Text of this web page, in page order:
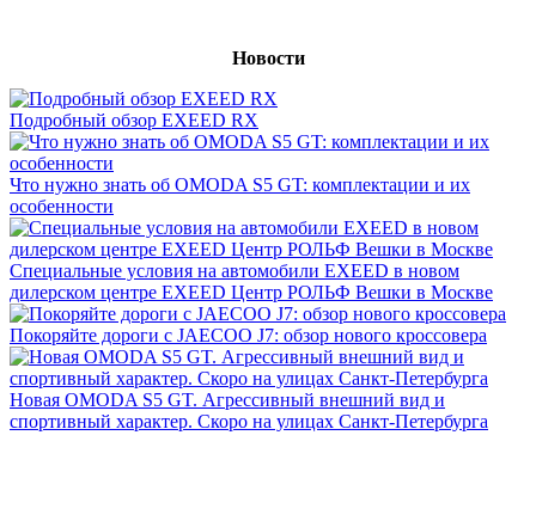
Новости
Подробный обзор EXEED RX
Что нужно знать об OMODA S5 GT: комплектации и их
особенности
Специальные условия на автомобили EXEED в новом
дилерском центре EXEED Центр РОЛЬФ Вешки в Москве
Покоряйте дороги с JAECOO J7: обзор нового кроссовера
Новая OMODA S5 GT. Агрессивный внешний вид и
спортивный характер. Скоро на улицах Санкт-Петербурга